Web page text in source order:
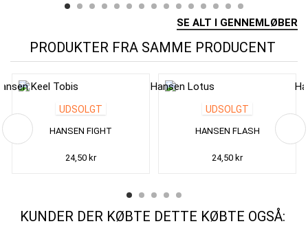
SE ALT I GENNEMLØBER
PRODUKTER FRA SAMME PRODUCENT
UDSOLGT
HANSEN FIGHT
24,50 kr
UDSOLGT
HANSEN FLASH
24,50 kr
KUNDER DER KØBTE DETTE KØBTE OGSÅ: